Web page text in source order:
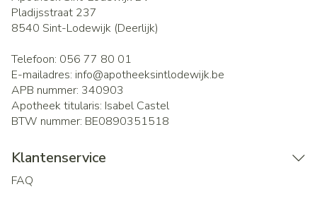
Pladijsstraat 237
8540 Sint-Lodewijk (Deerlijk)
Telefoon: 056 77 80 01
E-mailadres: info@apotheeksintlodewijk.be
APB nummer: 340903
Apotheek titularis: Isabel Castel
BTW nummer: BE0890351518
Klantenservice
FAQ